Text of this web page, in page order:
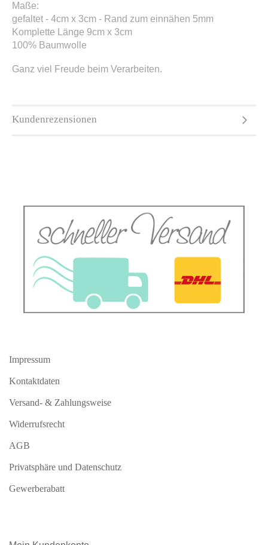
Maße:
gefaltet - 4cm x 3cm - Rand zum einnähen 5mm
Komplette Länge 9cm x 3cm
100% Baumwolle
Ganz viel Freude beim Verarbeiten.
Kundenrezensionen
Impressum
Kontaktdaten
Versand- & Zahlungsweise
Widerrufsrecht
AGB
Privatsphäre und Datenschutz
Gewerberabatt